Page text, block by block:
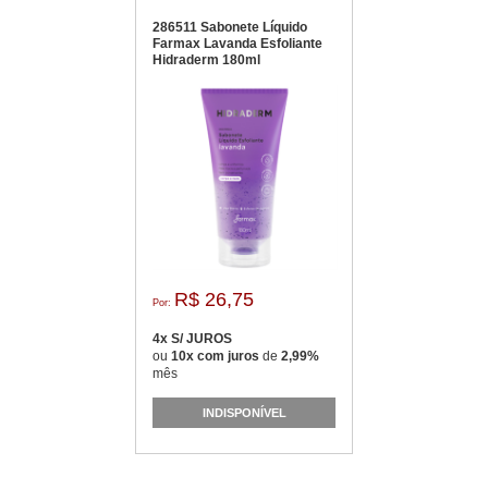
286511 Sabonete Líquido
Farmax Lavanda Esfoliante
Hidraderm 180ml
Por: R$ 26,75
4x S/ JUROS
ou 10x com juros de 2,99%
mês
INDISPONÍVEL